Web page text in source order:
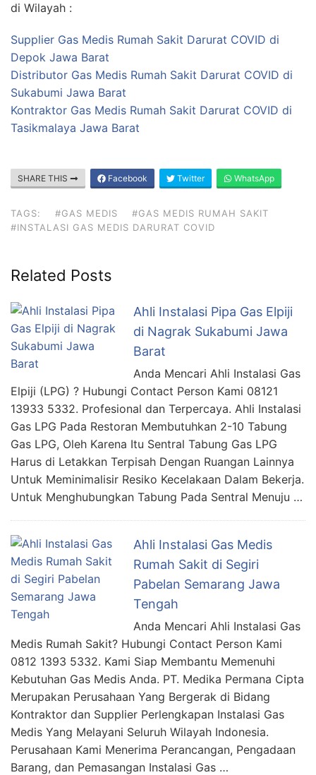
di Wilayah :
Supplier Gas Medis Rumah Sakit Darurat COVID di
Depok Jawa Barat
Distributor Gas Medis Rumah Sakit Darurat COVID di
Sukabumi Jawa Barat
Kontraktor Gas Medis Rumah Sakit Darurat COVID di
Tasikmalaya Jawa Barat
SHARE THIS Facebook Twitter WhatsApp
TAGS: #GAS MEDIS
#GAS MEDIS RUMAH SAKIT
#INSTALASI GAS MEDIS DARURAT COVID
Related Posts
Ahli Instalasi Pipa Gas Elpiji
di Nagrak Sukabumi Jawa
Barat
Anda Mencari Ahli Instalasi Gas
Elpiji (LPG) ? Hubungi Contact Person Kami 08121
13933 5332. Profesional dan Terpercaya. Ahli Instalasi
Gas LPG Pada Restoran Membutuhkan 2-10 Tabung
Gas LPG, Oleh Karena Itu Sentral Tabung Gas LPG
Harus di Letakkan Terpisah Dengan Ruangan Lainnya
Untuk Meminimalisir Resiko Kecelakaan Dalam Bekerja.
Untuk Menghubungkan Tabung Pada Sentral Menuju …
Ahli Instalasi Gas Medis
Rumah Sakit di Segiri
Pabelan Semarang Jawa
Tengah
Anda Mencari Ahli Instalasi Gas
Medis Rumah Sakit? Hubungi Contact Person Kami
0812 1393 5332. Kami Siap Membantu Memenuhi
Kebutuhan Gas Medis Anda. PT. Medika Permana Cipta
Merupakan Perusahaan Yang Bergerak di Bidang
Kontraktor dan Supplier Perlengkapan Instalasi Gas
Medis Yang Melayani Seluruh Wilayah Indonesia.
Perusahaan Kami Menerima Perancangan, Pengadaan
Barang, dan Pemasangan Instalasi Gas …